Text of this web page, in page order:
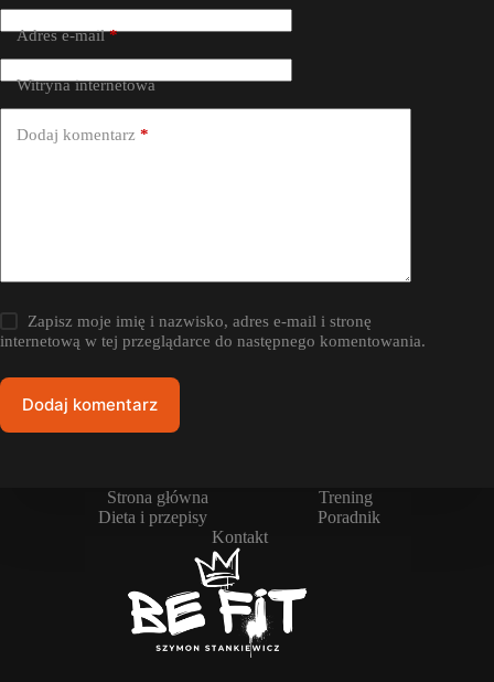
Adres e-mail*
Witryna internetowa
Dodaj komentarz *
Zapisz moje imię i nazwisko, adres e-mail i stronę
internetową w tej przeglądarce do następnego komentowania.
Dodaj komentarz
Strona główna
Trening
Dieta i przepisy
Poradnik
Kontakt